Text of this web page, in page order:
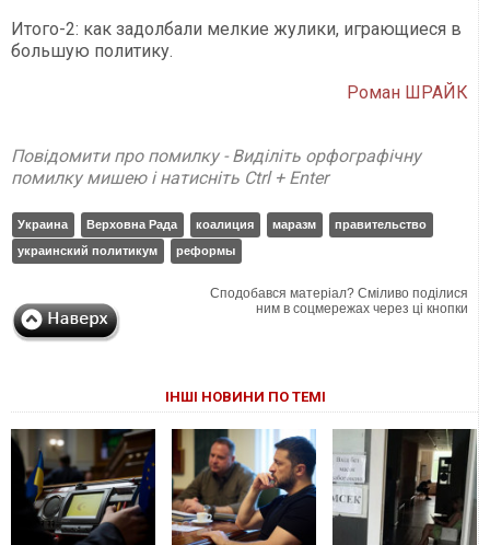
Итого-2: как задолбали мелкие жулики, играющиеся в
большую политику.
Роман ШРАЙК
Повідомити про помилку - Виділіть орфографічну
помилку мишею і натисніть Ctrl + Enter
Украина Верховна Рада коалиция маразм
правительство
украинский политикум
реформы
Сподобався матеріал? Сміливо поділися
ним в соцмережах через ці кнопки
ІНШІ НОВИНИ ПО ТЕМІ